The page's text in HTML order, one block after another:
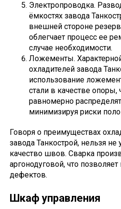
Электропроводка.
ёмкостях завода
внешней стороне
облегчает процесс ее
случае необходимости.
Ложементы.
охладителей завода
использование
стали в качестве опоры,
равномерно
минимизируя риски
Говоря о преимуществах
завода Танкострой, нельзя
качество швов. Сварка
аргонодуговой, что
дефектов.
Шкаф управления